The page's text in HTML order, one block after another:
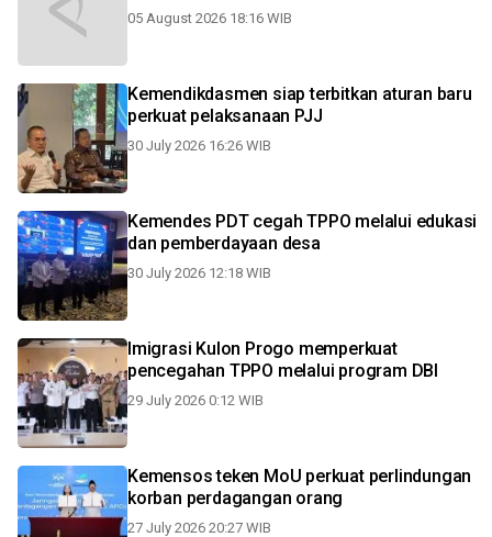
05 August 2026 18:16 WIB
Kemendikdasmen siap terbitkan aturan baru
perkuat pelaksanaan PJJ
30 July 2026 16:26 WIB
Kemendes PDT cegah TPPO melalui edukasi
dan pemberdayaan desa
30 July 2026 12:18 WIB
Imigrasi Kulon Progo memperkuat
pencegahan TPPO melalui program DBI
29 July 2026 0:12 WIB
Kemensos teken MoU perkuat perlindungan
korban perdagangan orang
27 July 2026 20:27 WIB